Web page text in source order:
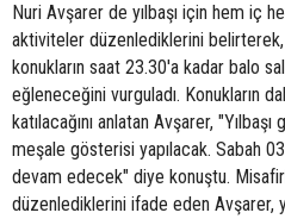
Nuri Avşarer de yılbaşı için hem iç
aktiviteler düzenlediklerini
konukların saat 23.30'a kadar balo
eğleneceğini vurguladı. Konukların
katılacağını anlatan Avşarer,
meşale gösterisi yapılacak. Sabah
devam edecek" diye konuştu.
düzenlediklerini ifade eden Avşarer,